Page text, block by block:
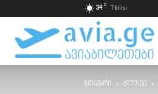
34 C Tbilisi
მთავარი ბლოგი